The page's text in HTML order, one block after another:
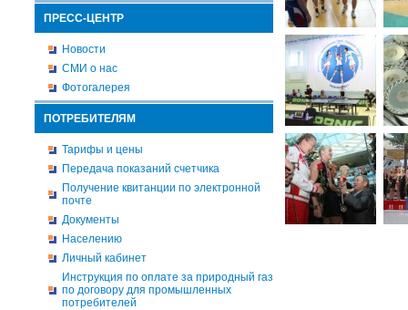
ПРЕСС-ЦЕНТР
Новости
СМИ о нас
Фотогалерея
ПОТРЕБИТЕЛЯМ
Тарифы и цены
Передача показаний счетчика
Получение квитанции по электронной
почте
Документы
Населению
Личный кабинет
Инструкция по оплате за природный газ
по договору для промышленных
потребителей